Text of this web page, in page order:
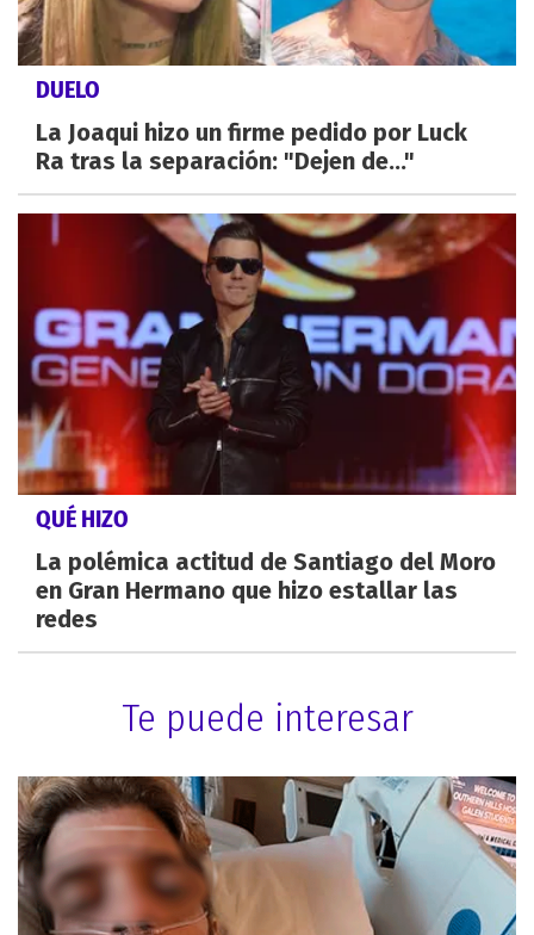
DUELO
La Joaqui hizo un firme pedido por Luck
Ra tras la separación: "Dejen de..."
QUÉ HIZO
La polémica actitud de Santiago del Moro
en Gran Hermano que hizo estallar las
redes
Te puede interesar